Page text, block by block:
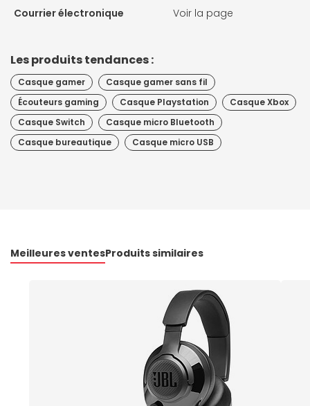
Courrier électronique
Voir la page
Les produits tendances :
Casque gamer
Casque gamer sans fil
Écouteurs gaming
Casque Playstation
Casque Xbox
Casque Switch
Casque micro Bluetooth
Casque bureautique
Casque micro USB
Meilleures ventesProduits similaires